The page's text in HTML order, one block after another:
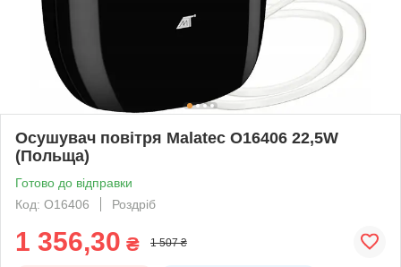
Осушувач повітря Malatec O16406 22,5W
(Польща)
Готово до відправки
Код: O16406
Роздріб
1 356,30 ₴ 1 507 ₴